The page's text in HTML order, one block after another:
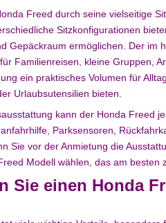
Freed durch seine vielseitige
Sitzkonfigurationen
Gepäckraum ermöglichen. Der im
Familienreisen, kleine Gruppen,
ein praktisches Volumen für
Urlaubsutensilien bieten.
kann der Honda Freed
Parksensoren,
Sie vor der Anmietung die
Modell wählen, das am besten
Sie einen Honda